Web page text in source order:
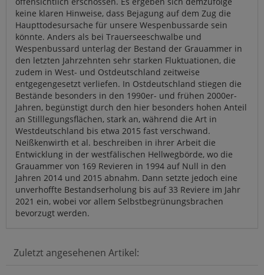
keine klaren Hinweise, dass Bejagung auf dem Zug die
Haupttodesursache für unsere Wespenbussarde sein
könnte. Anders als bei Trauerseeschwalbe und
Wespenbussard unterlag der Bestand der Grauammer in
den letzten Jahrzehnten sehr starken Fluktuationen, die
zudem in West- und Ostdeutschland zeitweise
entgegengesetzt verliefen. In Ostdeutschland stiegen die
Bestände besonders in den 1990er- und frühen 2000er-
Jahren, begünstigt durch den hier besonders hohen Anteil
an Stilllegungsflächen, stark an, während die Art in
Westdeutschland bis etwa 2015 fast verschwand.
Neißkenwirth et al. beschreiben in ihrer Arbeit die
Entwicklung in der westfälischen Hellwegbörde, wo die
Grauammer von 169 Revieren in 1994 auf Null in den
Jahren 2014 und 2015 abnahm. Dann setzte jedoch eine
unverhoffte Bestandserholung bis auf 33 Reviere im Jahr
2021 ein, wobei vor allem Selbstbegrünungsbrachen
bevorzugt werden.
Zuletzt angesehenen Artikel: